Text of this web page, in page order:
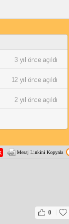
3 yıl önce açıldı
12 yıl önce açıldı
2 yıl önce açıldı
Mesaj Linkini Kopyala
0